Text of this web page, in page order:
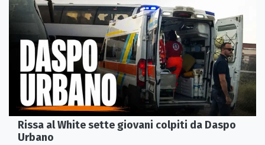
Rissa al White sette giovani colpiti da Daspo
Urbano